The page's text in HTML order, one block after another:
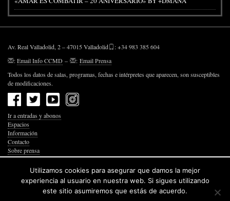
Av. Real Valladolid, 2 – 47015 Valladolid
: +34 983 385 604
:Email Info CCMD – : Email Prensa
Todos los datos de salas, programas, fechas e intérpretes que aparecen, son susceptibles
de modificaciones.
Ir a entradas y abonos
Espacios
Información
Contacto
Sobre prensa
Política de Privacidad
Política de Cookies
Accesibilidad Web
Utilizamos cookies para asegurar que damos la mejor
experiencia al usuario en nuestra web. Si sigues utilizando
este sitio asumiremos que estás de acuerdo.